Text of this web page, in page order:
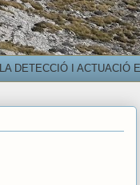
DETECCIÓ I ACTUACIÓ